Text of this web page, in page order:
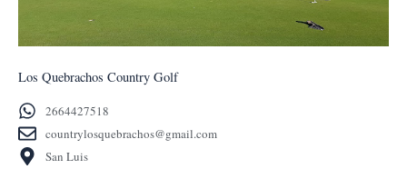
Los Quebrachos Country Golf
2664427518
countrylosquebrachos@gmail.com
San Luis